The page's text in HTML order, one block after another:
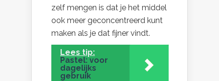
zelf mengen is dat je het middel
ook meer geconcentreerd kunt
maken als je dat fijner vindt.
Lees tip:
Pastel: voor
dagelijks
gebruik